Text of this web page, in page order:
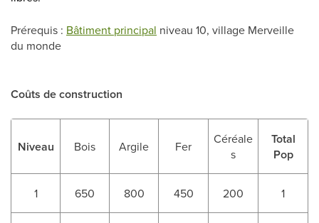
Prérequis : Bâtiment principal niveau 10, village Merveille
du monde
Coûts de construction
Niveau Bois Argile Fer
Céréale
s
Total
Pop
1 650 800 450 200 1